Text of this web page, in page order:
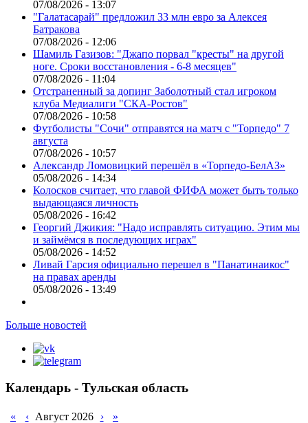
07/08/2026 - 13:07
"Галатасарай" предложил 33 млн евро за Алексея
Батракова
07/08/2026 - 12:06
Шамиль Газизов: "Джапо порвал "кресты" на другой
ноге. Сроки восстановления - 6-8 месяцев"
07/08/2026 - 11:04
Отстраненный за допинг Заболотный стал игроком
клуба Медиалиги "СКА-Ростов"
07/08/2026 - 10:58
Футболисты "Сочи" отправятся на матч с "Торпедо" 7
августа
07/08/2026 - 10:57
Александр Ломовицкий перешёл в «Торпедо-БелАЗ»
05/08/2026 - 14:34
Колосков считает, что главой ФИФА может быть только
выдающаяся личность
05/08/2026 - 16:42
Георгий Джикия: "Надо исправлять ситуацию. Этим мы
и займёмся в последующих играх"
05/08/2026 - 14:52
Ливай Гарсия официально перешел в "Панатинаикос"
на правах аренды
05/08/2026 - 13:49
Больше новостей
Календарь - Тульская область
« ‹ Август 2026 ›
»